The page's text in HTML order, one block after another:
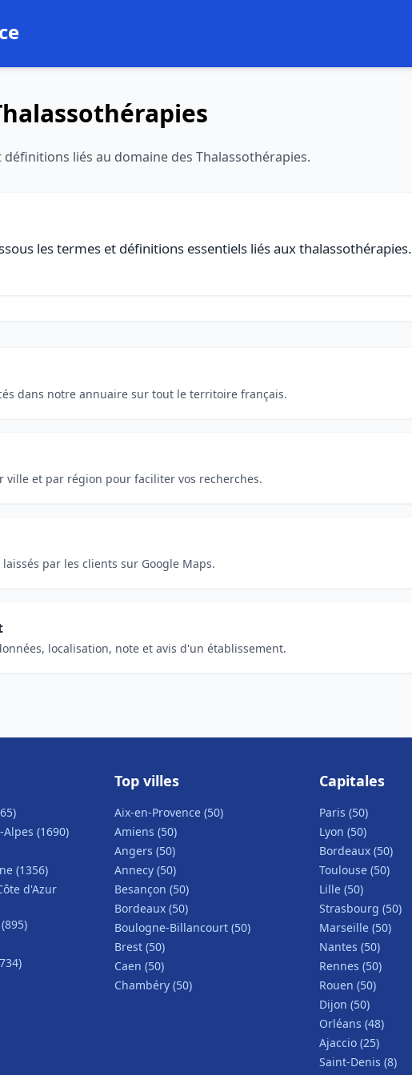
liés au domaine des Thalassothérapies.
les termes et définitions essentiels liés aux thalassothérapies.
dans notre annuaire sur tout le territoire français.
ville et par région pour faciliter vos recherches.
par les clients sur Google Maps.
localisation, note et avis d'un établissement.
(1690)
(1356)
d'Azur
Top villes
Aix-en-Provence (50)
Amiens (50)
Angers (50)
Annecy (50)
Besançon (50)
Bordeaux (50)
Boulogne-Billancourt (50)
Brest (50)
Caen (50)
Chambéry (50)
Capitales
Paris (50)
Lyon (50)
Bordeaux (50)
Toulouse (50)
Lille (50)
Strasbourg (50)
Marseille (50)
Nantes (50)
Rennes (50)
Rouen (50)
Dijon (50)
Orléans (48)
Ajaccio (25)
Saint-Denis (8)